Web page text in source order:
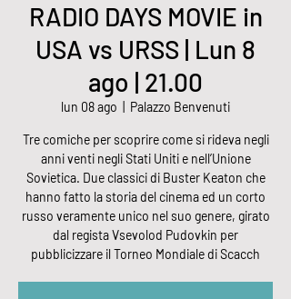
RADIO DAYS MOVIE in
USA vs URSS | Lun 8
ago | 21.00
lun 08 ago Palazzo Benvenuti
Tre comiche per scoprire come si rideva negli
anni venti negli Stati Uniti e nell’Unione
Sovietica. Due classici di Buster Keaton che
hanno fatto la storia del cinema ed un corto
russo veramente unico nel suo genere, girato
dal regista Vsevolod Pudovkin per
pubblicizzare il Torneo Mondiale di Scacch